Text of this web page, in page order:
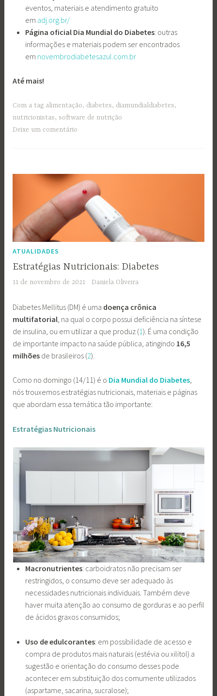
eventos, materiais e atendimento gratuito
em adj.org.br/
Página oficial Dia Mundial do Diabetes: outras
informações e materiais podem ser encontrados
em novembrodiabetesazul.com.br
Até mais!
Com a tag alimentação, diabetes, diamundialdiabetes,
nutricionistas,software de nutrição
Deixe um comentário
ATUALIDADES
Estratégias Nutricionais: Diabetes
11 de novembro de 2021 Daniela Oliveira
Diabetes Mellitus (DM) é uma doença crônica
multifatorial , na qual o corpo possui deficiência na síntese
de insulina, ou em utilizar a que produz (1). É uma condição
de importante impacto na saúde pública, atingindo 16,5
milhões de brasileiros (2).
Como no domingo (14/11) é o Dia Mundial do Diabetes,
nós trouxemos estratégias nutricionais, materiais e páginas
que abordam essa temática tão importante:
Estratégias Nutricionais
Macronutrientes: carboidratos não precisam ser
restringidos, o consumo deve ser adequado às
necessidades nutricionais individuais. Também deve
haver muita atenção ao consumo de gorduras e ao perfil
de ácidos graxos consumidos;
Uso de edulcorantes: em possibilidade de acesso e
compra de produtos mais naturais (estévia ou xilitol) a
sugestão e orientação do consumo desses pode
acontecer em substituição dos comumente utilizados
(aspartame, sacarina, sucralose);